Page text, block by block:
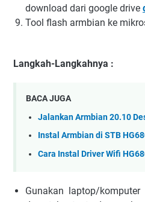
download dari google drive
Tool flash armbian ke
Langkah-Langkahnya :
BACA JUGA
Jalankan Armbian 20.10
Instal Armbian di STB
Cara Instal Driver Wifi
Gunakan laptop/